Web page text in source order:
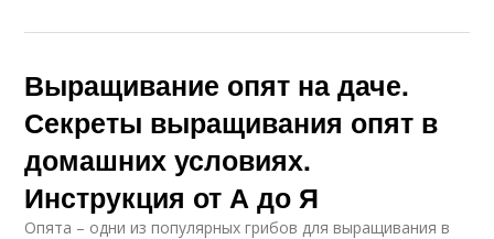
Выращивание опят на даче.
Секреты выращивания опят в
домашних условиях.
Инструкция от А до Я
Опята – одни из популярных грибов для выращивания в